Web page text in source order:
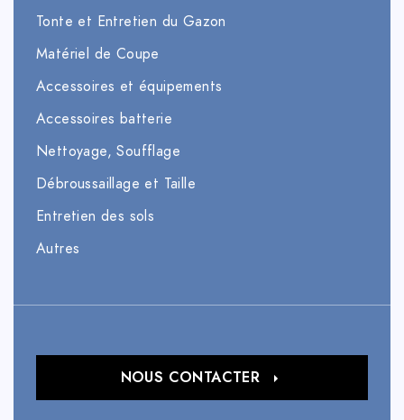
Tonte et Entretien du Gazon
Matériel de Coupe
Accessoires et équipements
Accessoires batterie
Nettoyage, Soufflage
Débroussaillage et Taille
Entretien des sols
Autres
NOUS CONTACTER